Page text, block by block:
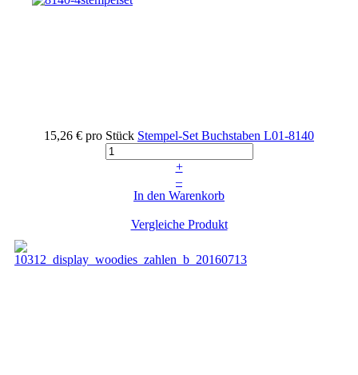
15,26 € pro Stück Stempel-Set Buchstaben L01-8140
+
–
In den Warenkorb
Vergleiche Produkt